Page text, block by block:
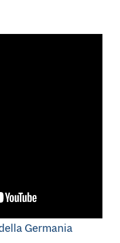
Germania